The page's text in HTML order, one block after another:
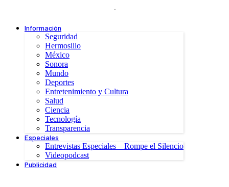
.
Información
Seguridad
Hermosillo
México
Sonora
Mundo
Deportes
Entretenimiento y Cultura
Salud
Ciencia
Tecnología
Transparencia
Especiales
Entrevistas Especiales – Rompe el Silencio
Videopodcast
Publicidad